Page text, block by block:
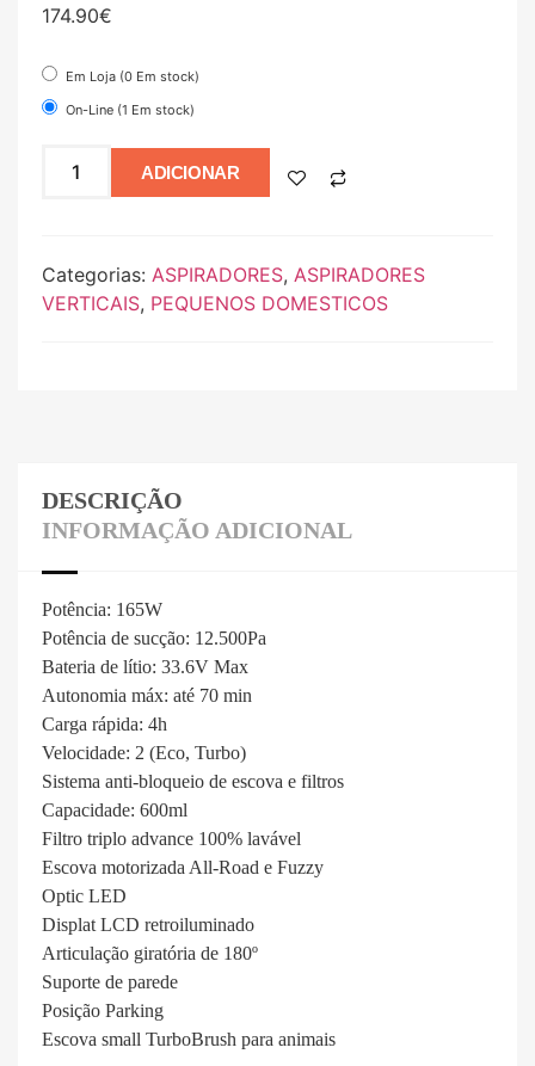
174.90€
Em Loja (0 Em stock)
On-Line (1 Em stock)
ADICIONAR
Categorias: ASPIRADORES, ASPIRADORES
VERTICAIS, PEQUENOS DOMESTICOS
DESCRIÇÃO
INFORMAÇÃO ADICIONAL
Potência: 165W
Potência de sucção: 12.500Pa
Bateria de lítio: 33.6V Max
Autonomia máx: até 70 min
Carga rápida: 4h
Velocidade: 2 (Eco, Turbo)
Sistema anti-bloqueio de escova e filtros
Capacidade: 600ml
Filtro triplo advance 100% lavável
Escova motorizada All-Road e Fuzzy
Optic LED
Displat LCD retroiluminado
Articulação giratória de 180º
Suporte de parede
Posição Parking
Escova small TurboBrush para animais